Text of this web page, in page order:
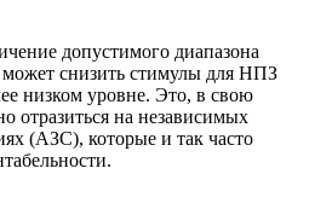
допустимого диапазона
снизить стимулы для НПЗ
низком уровне. Это, в свою
отразиться на независимых
(АЗС), которые и так часто